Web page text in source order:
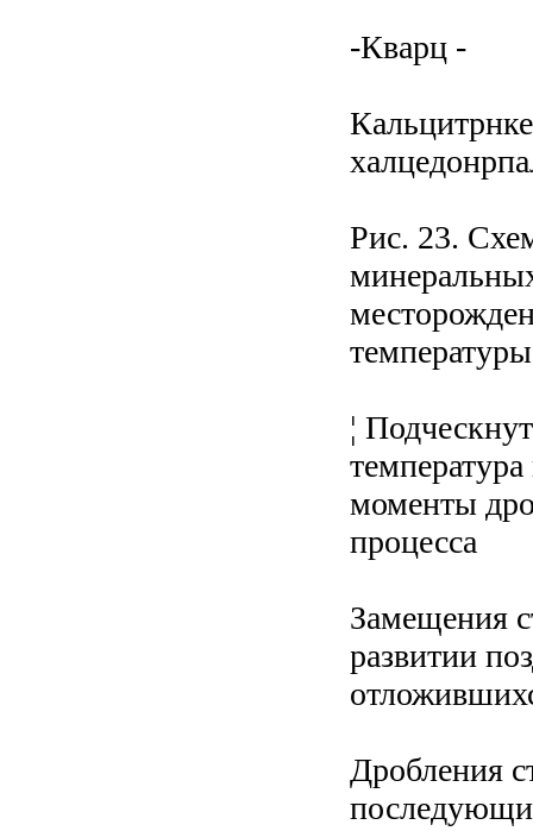
-Кварц -
Рис. 23.
¦
моменты
процесса
Замещения
развитии
Дробления